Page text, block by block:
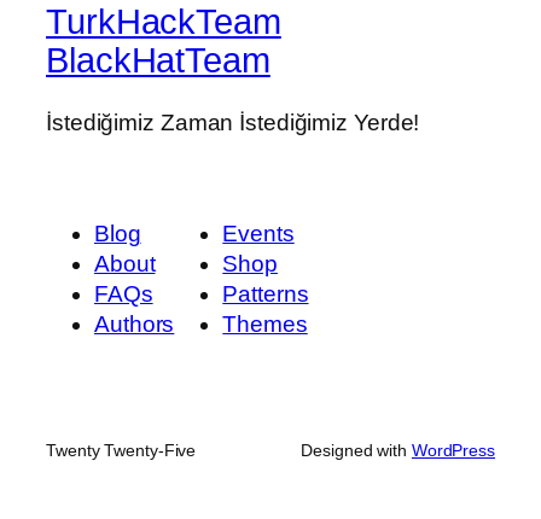
TurkHackTeam
BlackHatTeam
İstediğimiz Zaman İstediğimiz Yerde!
Blog
About
FAQs
Authors
Events
Shop
Patterns
Themes
Twenty Twenty-Five Designed with WordPress